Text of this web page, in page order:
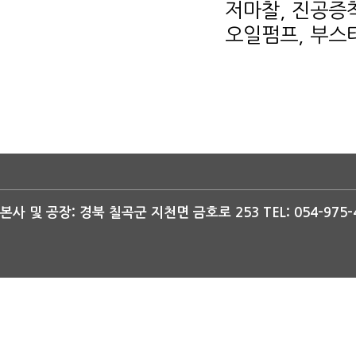
저마찰, 진공증
오일펌프, 부스
본사 및 공장: 경북 칠곡군 지천면 금호로 253 TEL: 054-